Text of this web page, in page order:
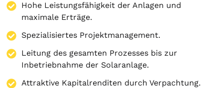
Hohe Leistungsfähigkeit der Anlagen und
maximale Erträge.
Spezialisiertes Projektmanagement.
Leitung des gesamten Prozesses bis zur
Inbetriebnahme der Solaranlage.
Attraktive Kapitalrenditen durch Verpachtung.